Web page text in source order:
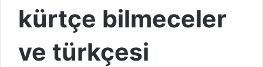
kürtçe bilmeceler
ve türkçesi